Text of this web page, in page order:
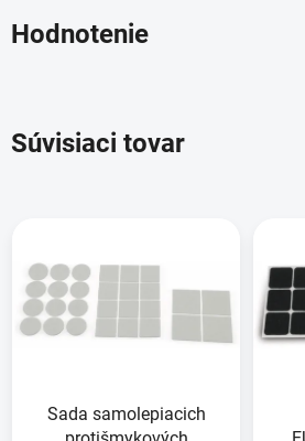
Hodnotenie
Súvisiaci tovar
Sada samolepiacich